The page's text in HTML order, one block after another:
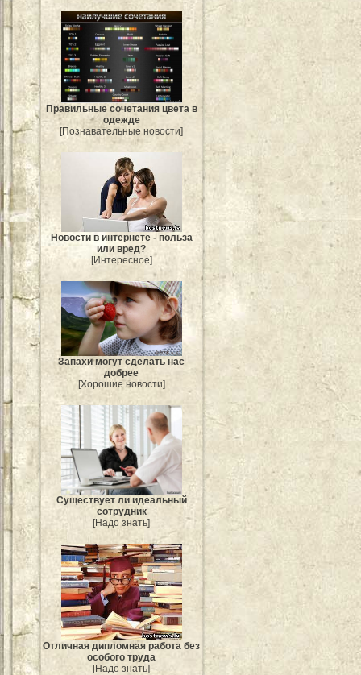
Правильные сочетания цвета в
одежде
[Познавательные новости]
Новости в интернете - польза
или вред?
[Интересное]
Запахи могут сделать нас
добрее
[Хорошие новости]
Существует ли идеальный
сотрудник
[Надо знать]
Отличная дипломная работа без
особого труда
[Надо знать]